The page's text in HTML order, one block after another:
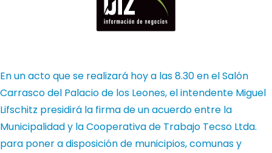
En un acto que se realizará hoy a las 8.30 en el Salón
Carrasco del Palacio de los Leones, el intendente Miguel
Lifschitz presidirá la firma de un acuerdo entre la
Municipalidad y la Cooperativa de Trabajo Tecso Ltda.
para poner a disposición de municipios, comunas y